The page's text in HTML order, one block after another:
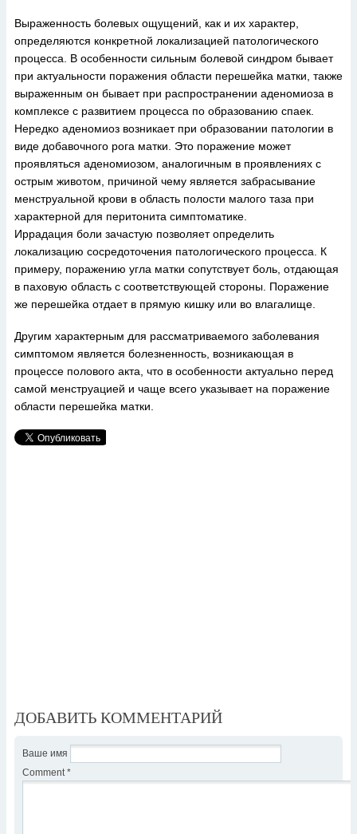
Выраженность болевых ощущений, как и их характер,
определяются конкретной локализацией патологического
процесса. В особенности сильным болевой синдром бывает
при актуальности поражения области перешейка матки, также
выраженным он бывает при распространении аденомиоза в
комплексе с развитием процесса по образованию спаек.
Нередко аденомиоз возникает при образовании патологии в
виде добавочного рога матки. Это поражение может
проявляться аденомиозом, аналогичным в проявлениях с
острым животом, причиной чему является забрасывание
менструальной крови в область полости малого таза при
характерной для перитонита симптоматике.
Иррадация боли зачастую позволяет определить
локализацию сосредоточения патологического процесса. К
примеру, поражению угла матки сопутствует боль, отдающая
в паховую область с соответствующей стороны. Поражение
же перешейка отдает в прямую кишку или во влагалище.
Другим характерным для рассматриваемого заболевания
симптомом является болезненность, возникающая в
процессе полового акта, что в особенности актуально перед
самой менструацией и чаще всего указывает на поражение
области перешейка матки.
ДОБАВИТЬ КОММЕНТАРИЙ
Ваше имя
Comment *